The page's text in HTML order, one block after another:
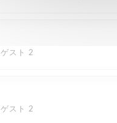
スト 2
スト 2